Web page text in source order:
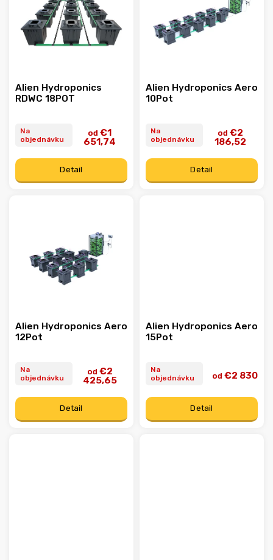
Abecedne
Alien Hydroponics
RDWC 18POT
Na
objednávku
od €1
651,74
Detail
Alien Hydroponics Aero
10Pot
Na
objednávku
od €2
186,52
Detail
Alien Hydroponics Aero
12Pot
Na
objednávku
od €2
425,65
Detail
Alien Hydroponics Aero
15Pot
Na
objednávku
od €2 830
Detail